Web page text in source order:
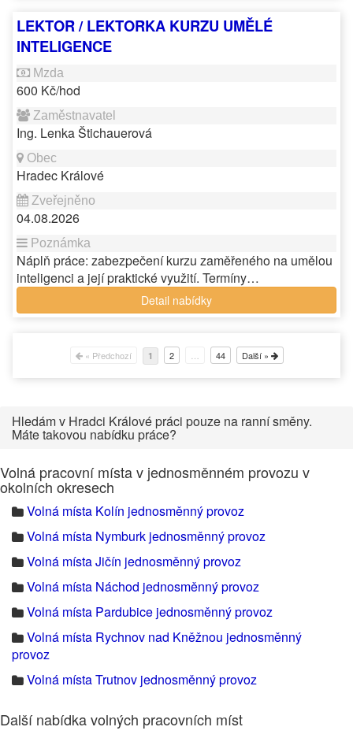
LEKTOR / LEKTORKA KURZU UMĚLÉ
INTELIGENCE
600 Kč/hod
Ing. Lenka Štichauerová
Hradec Králové
04.08.2026
Náplň práce: zabezpečení kurzu zaměřeného na umělou
inteligenci a její praktické využití. Termíny…
Detail nabídky
« Předchozí 1 2 44 Další »
Hledám v Hradci Králové práci pouze na ranní směny.
Máte takovou nabídku práce?
Volná pracovní místa v jednosměnném provozu v
okolních okresech
Volná místa Kolín jednosměnný provoz
Volná místa Nymburk jednosměnný provoz
Volná místa Jičín jednosměnný provoz
Volná místa Náchod jednosměnný provoz
Volná místa Pardubice jednosměnný provoz
Volná místa Rychnov nad Kněžnou jednosměnný
provoz
Volná místa Trutnov jednosměnný provoz
Další nabídka volných pracovních míst